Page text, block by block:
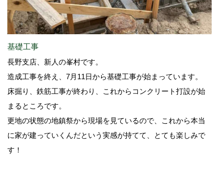
基礎工事
長野支店、新人の峯村です。
造成工事を終え、7月11日から基礎工事が始まっています。
床掘り、鉄筋工事が終わり、これからコンクリート打設が始
まるところです。
更地の状態の地鎮祭から現場を見ているので、これから本当
に家が建っていくんだという実感が持てて、とても楽しみで
す！